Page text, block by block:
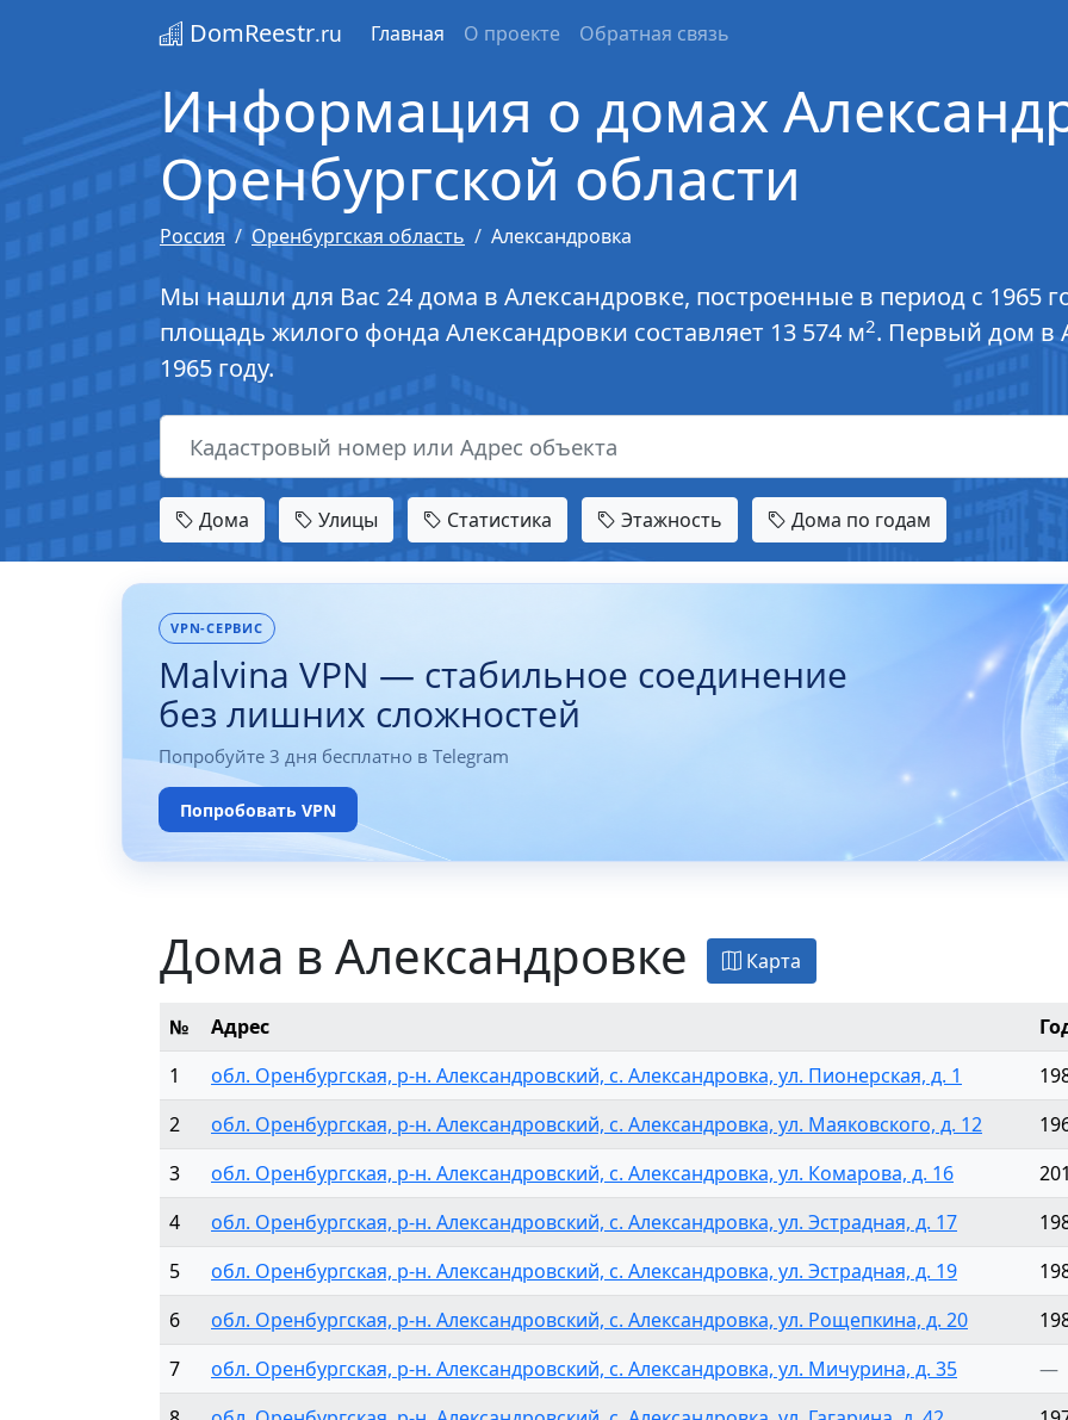
DomReestr.ru Главная О проекте Обратная связь
Информация о домах
Оренбургской области
Россия Оренбургская область Александровка
Мы нашли для Вас 24 дома в Александровке, построенные в период с 1965
площадь жилого фонда Александровки составляет 13 574 м2. Первый дом в
1965 году.
Дома Улицы Статистика Этажность Дома по годам
VPN-СЕРВИС
Malvina VPN — стабильное соединение
без лишних сложностей
Попробуйте 3 дня бесплатно в Telegram
Попробовать VPN
Дома в Александровке Карта
№ Адрес
1
обл. Оренбургская, р-н. Александровский, с. Александровка, ул. Пионерская, д. 1
2
обл. Оренбургская, р-н. Александровский, с. Александровка, ул. Маяковского, д. 12
3
обл. Оренбургская, р-н. Александровский, с. Александровка, ул. Комарова, д. 16
4
обл. Оренбургская, р-н. Александровский, с. Александровка, ул. Эстрадная, д. 17
5
обл. Оренбургская, р-н. Александровский, с. Александровка, ул. Эстрадная, д. 19
6
обл. Оренбургская, р-н. Александровский, с. Александровка, ул. Рощепкина, д. 20
7
обл. Оренбургская, р-н. Александровский, с. Александровка, ул. Мичурина, д. 35 —